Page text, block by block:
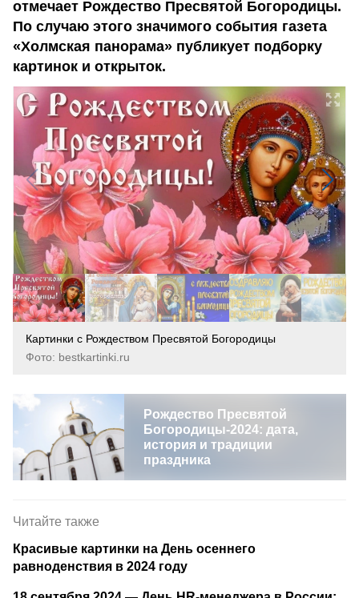
отмечает Рождество Пресвятой Богородицы.
По случаю этого значимого события газета
«Холмская панорама» публикует подборку
картинок и открыток.
Картинки с Рождеством Пресвятой Богородицы
Фото: bestkartinki.ru
Рождество Пресвятой
Богородицы-2024: дата,
история и традиции
праздника
Читайте также
Красивые картинки на День осеннего
равноденствия в 2024 году